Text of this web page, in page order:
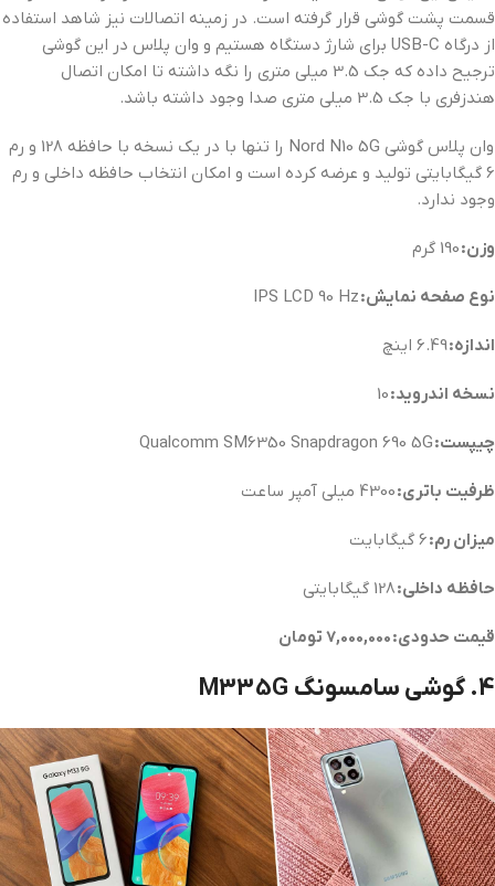
قسمت پشت گوشی قرار گرفته است. در زمینه اتصالات نیز شاهد استفاده
از درگاه USB-C برای شارژ دستگاه هستیم و وان پلاس در این گوشی
ترجیح داده که جک 3.5 میلی متری را نگه داشته تا امکان اتصال
هندزفری با جک 3.5 میلی متری صدا وجود داشته باشد.
وان پلاس گوشی Nord N10 5G را تنها با در یک نسخه با حافظه 128 و رم
6 گیگابایتی تولید و عرضه کرده است و امکان انتخاب حافظه داخلی و رم
وجود ندارد.
وزن:
نوع صفحه نمایش:
اندازه:
نسخه اندروید:
چیپست:
ظرفیت باتری:
میزان رم:6 گیگابایت
حافظه داخلی:
قیمت حدودی: 7,000,000 تومان
4. گوشی سامسونگ M33 5G